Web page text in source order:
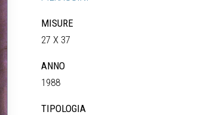
MISURE
27 X 37
ANNO
1988
TIPOLOGIA